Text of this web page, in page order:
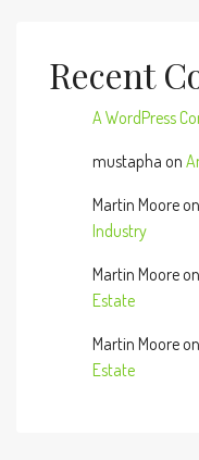
Recent
A WordPress
mustapha on
Martin Mooreon
Industry
Martin Moore
Estate
Martin Mooreon
Estate